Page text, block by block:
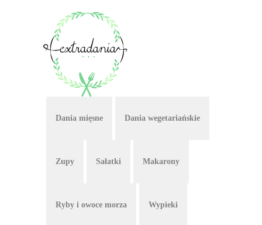
Dania mięsne Dania wegetariańskie
Zupy Sałatki Makarony
Ryby i owoce morza Wypieki